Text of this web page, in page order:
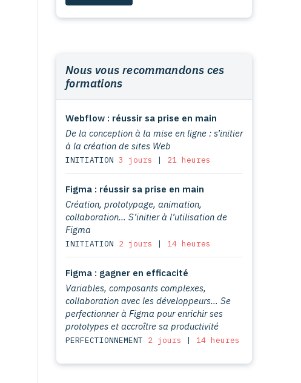
Nous vous recommandons ces
formations
Webflow : réussir sa prise en main
De la conception à la mise en ligne : s’initier
à la création de sites Web
INITIATION 3 jours | 21 heures
Figma : réussir sa prise en main
Création, prototypage, animation,
collaboration… S’initier à l’utilisation de
Figma
INITIATION 2 jours | 14 heures
Figma : gagner en efficacité
Variables, composants complexes,
collaboration avec les développeurs… Se
perfectionner à Figma pour enrichir ses
prototypes et accroître sa productivité
PERFECTIONNEMENT 2 jours | 14 heures